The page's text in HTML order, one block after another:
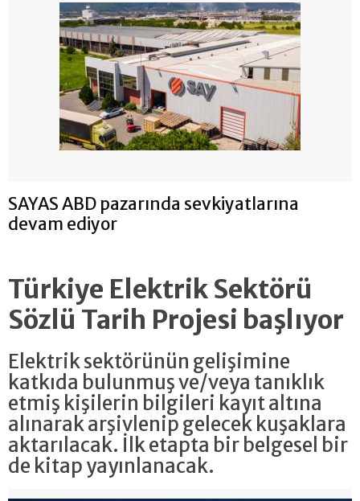
SAYAS ABD pazarında sevkiyatlarına
devam ediyor
Türkiye Elektrik Sektörü
Sözlü Tarih Projesi başlıyor
Elektrik sektörünün gelişimine
katkıda bulunmuş ve/veya tanıklık
etmiş kişilerin bilgileri kayıt altına
alınarak arşivlenip gelecek kuşaklara
aktarılacak. İlk etapta bir belgesel bir
de kitap yayınlanacak.